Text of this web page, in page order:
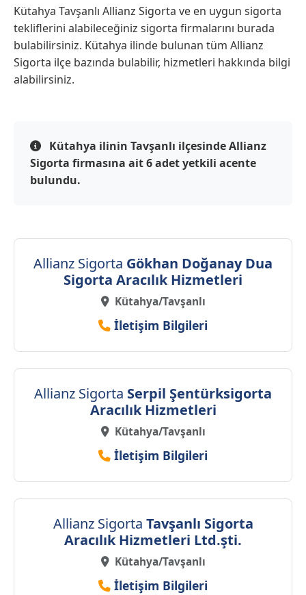
Kütahya Tavşanlı Allianz Sigorta ve en uygun sigorta
tekliflerini alabileceğiniz sigorta firmalarını burada
bulabilirsiniz. Kütahya ilinde bulunan tüm Allianz
Sigorta ilçe bazında bulabilir, hizmetleri hakkında bilgi
alabilirsiniz.
Kütahya ilinin Tavşanlı ilçesinde Allianz
Sigorta firmasına ait 6 adet yetkili acente
bulundu.
Allianz Sigorta Gökhan Doğanay Dua
Sigorta Aracılık Hizmetleri
Kütahya/Tavşanlı
İletişim Bilgileri
Allianz Sigorta Serpil Şentürksigorta
Aracılık Hizmetleri
Kütahya/Tavşanlı
İletişim Bilgileri
Allianz Sigorta Tavşanlı Sigorta
Aracılık Hizmetleri Ltd.şti.
Kütahya/Tavşanlı
İletişim Bilgileri